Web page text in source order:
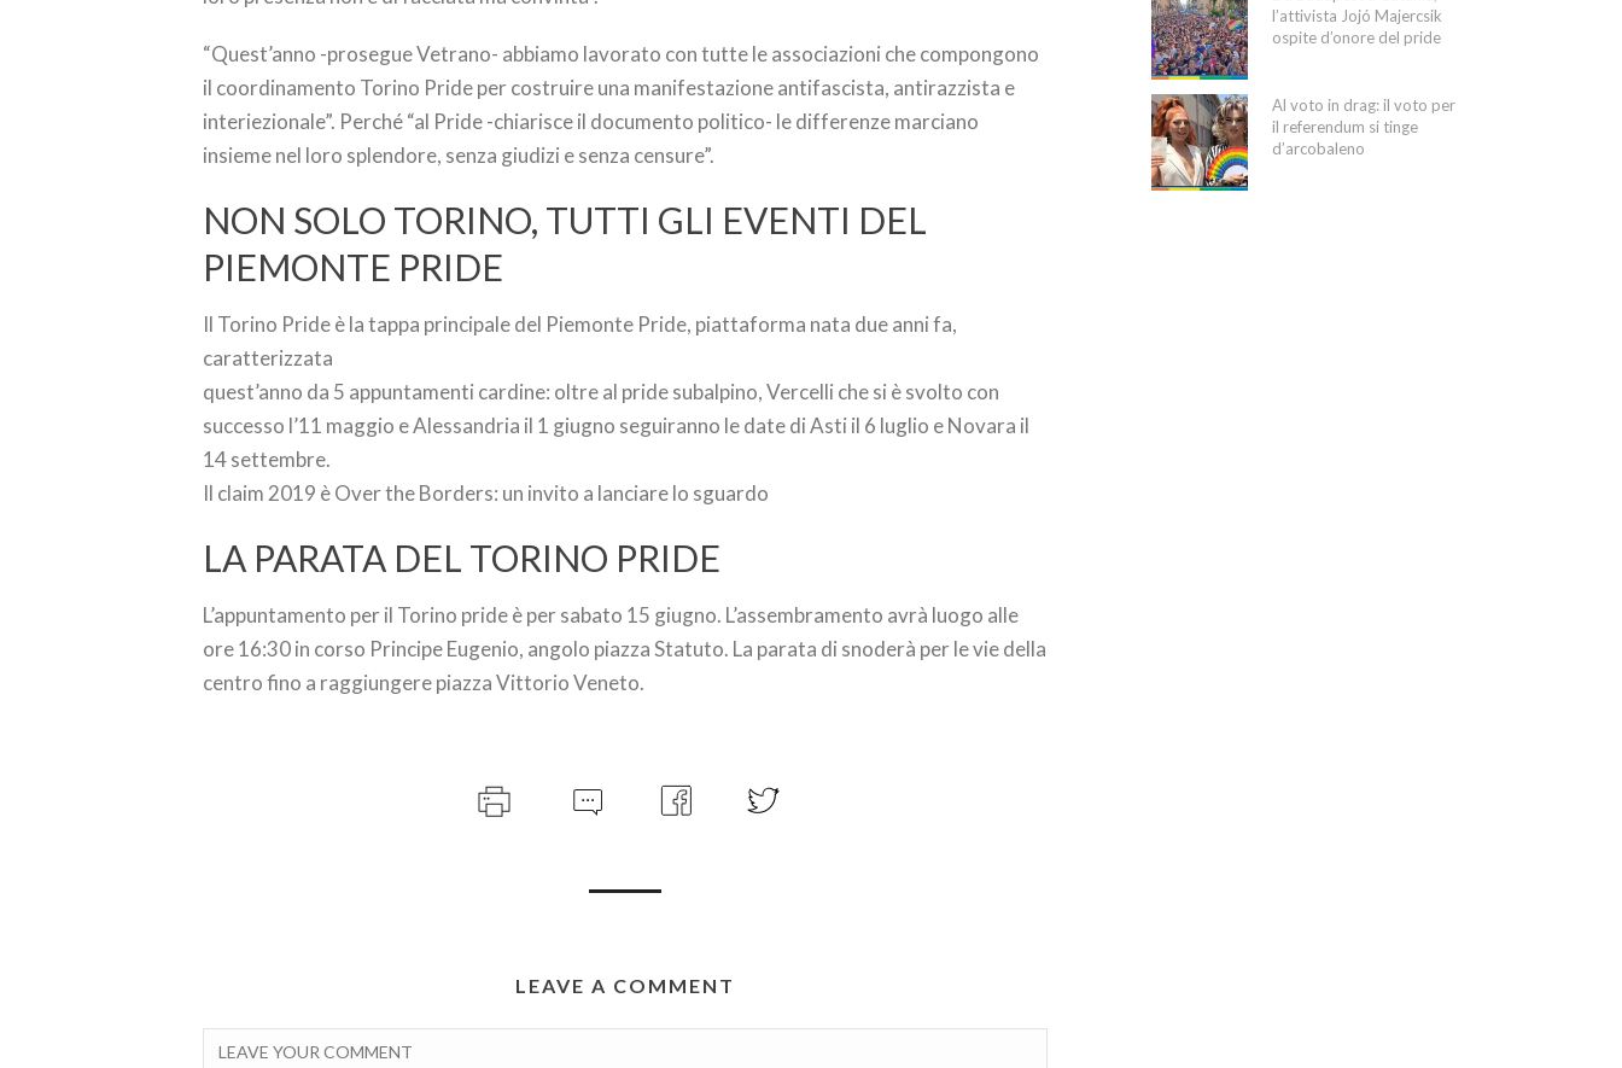
“Quest’anno -prosegue Vetrano- abbiamo lavorato con tutte le associazioni che compongono
il coordinamento Torino Pride per costruire una manifestazione antifascista, antirazzista e
interiezionale”. Perché “al Pride -chiarisce il documento politico- le differenze marciano
insieme nel loro splendore, senza giudizi e senza censure”.
NON SOLO TORINO, TUTTI GLI EVENTI DEL
PIEMONTE PRIDE
Il Torino Pride è la tappa principale del Piemonte Pride, piattaforma nata due anni fa,
caratterizzata
quest’anno da 5 appuntamenti cardine: oltre al pride subalpino, Vercelli che si è svolto con
successo l’11 maggio e Alessandria il 1 giugno seguiranno le date di Asti il 6 luglio e Novara il
14 settembre.
Il claim 2019 è Over the Borders: un invito a lanciare lo sguardo
LA PARATA DEL TORINO PRIDE
L’appuntamento per il Torino pride è per sabato 15 giugno. L’assembramento avrà luogo alle
ore 16:30 in corso Principe Eugenio, angolo piazza Statuto. La parata di snoderà per le vie della
centro fino a raggiungere piazza Vittorio Veneto.
LEAVE A COMMENT
l’attivista Jojó Majercsik
ospite d’onore del pride
Al voto in drag: il voto per
il referendum si tinge
d’arcobaleno